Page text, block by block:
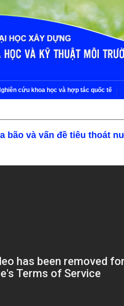
cứu khoa học và hợp tác quốc tế
bão và vấn đề tiêu thoát